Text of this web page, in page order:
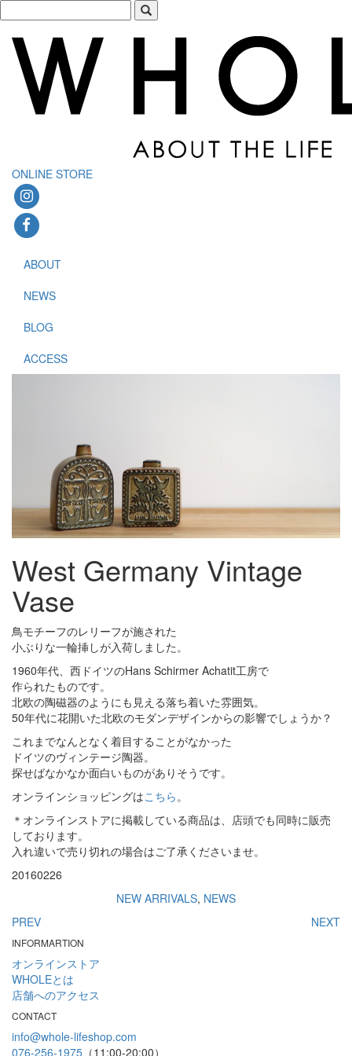
ONLINE STORE
ABOUT
NEWS
BLOG
ACCESS
West Germany Vintage
Vase
鳥モチーフのレリーフが施された
小ぶりな一輪挿しが入荷しました。
1960年代、西ドイツのHans Schirmer Achatit工房で
作られたものです。
北欧の陶磁器のようにも見える落ち着いた雰囲気。
50年代に花開いた北欧のモダンデザインからの影響でしょうか？
これまでなんとなく着目することがなかった
ドイツのヴィンテージ陶器。
探せばなかなか面白いものがありそうです。
オンラインショッピングはこちら 。
＊オンラインストアに掲載している商品は、店頭でも同時に販売
しております。
入れ違いで売り切れの場合はご了承くださいませ。
20160226
NEW ARRIVALS, NEWS
NEXT
PREV
INFORMARTION
オンラインストア
WHOLEとは
店舗へのアクセス
CONTACT
info@whole-lifeshop.com
076-256-1975 （11:00-20:00）